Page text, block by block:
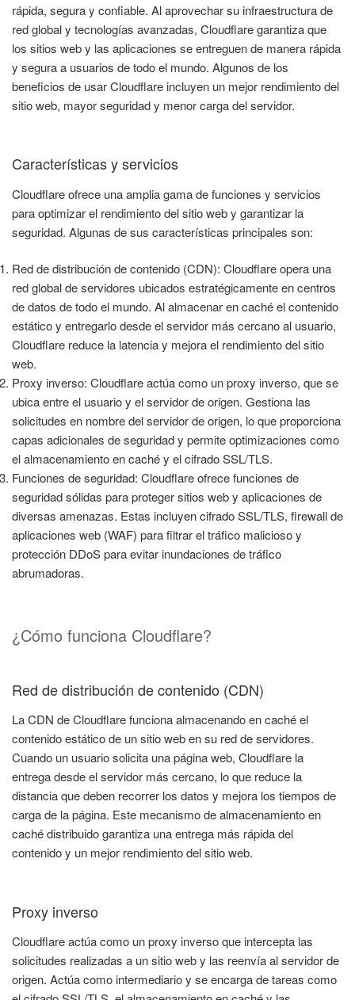
rápida, segura y confiable. Al aprovechar su infraestructura de
red global y tecnologías avanzadas, Cloudflare garantiza que
los sitios web y las aplicaciones se entreguen de manera rápida
y segura a usuarios de todo el mundo. Algunos de los
beneficios de usar Cloudflare incluyen un mejor rendimiento del
sitio web, mayor seguridad y menor carga del servidor.
Características y servicios
Cloudflare ofrece una amplia gama de funciones y servicios
para optimizar el rendimiento del sitio web y garantizar la
seguridad. Algunas de sus características principales son:
Red de distribución de contenido (CDN): Cloudflare opera una
red global de servidores ubicados estratégicamente en centros
de datos de todo el mundo. Al almacenar en caché el contenido
estático y entregarlo desde el servidor más cercano al usuario,
Cloudflare reduce la latencia y mejora el rendimiento del sitio
web.
Proxy inverso: Cloudflare actúa como un proxy inverso, que se
ubica entre el usuario y el servidor de origen. Gestiona las
solicitudes en nombre del servidor de origen, lo que proporciona
capas adicionales de seguridad y permite optimizaciones como
el almacenamiento en caché y el cifrado SSL/TLS.
Funciones de seguridad: Cloudflare ofrece funciones de
seguridad sólidas para proteger sitios web y aplicaciones de
diversas amenazas. Estas incluyen cifrado SSL/TLS, firewall de
aplicaciones web (WAF) para filtrar el tráfico malicioso y
protección DDoS para evitar inundaciones de tráfico
abrumadoras.
¿Cómo funciona Cloudflare?
Red de distribución de contenido (CDN)
La CDN de Cloudflare funciona almacenando en caché el
contenido estático de un sitio web en su red de servidores.
Cuando un usuario solicita una página web, Cloudflare la
entrega desde el servidor más cercano, lo que reduce la
distancia que deben recorrer los datos y mejora los tiempos de
carga de la página. Este mecanismo de almacenamiento en
caché distribuido garantiza una entrega más rápida del
contenido y un mejor rendimiento del sitio web.
Proxy inverso
Cloudflare actúa como un proxy inverso que intercepta las
solicitudes realizadas a un sitio web y las reenvía al servidor de
origen. Actúa como intermediario y se encarga de tareas como